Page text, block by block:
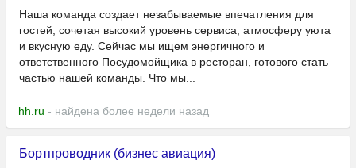
Наша команда создает незабываемые впечатления для
гостей, сочетая высокий уровень сервиса, атмосферу уюта
и вкусную еду. Сейчас мы ищем энергичного и
ответственного Посудомойщика в ресторан, готового стать
частью нашей команды. Что мы...
hh.ru - найдена более недели назад
Бортпроводник (бизнес авиация)